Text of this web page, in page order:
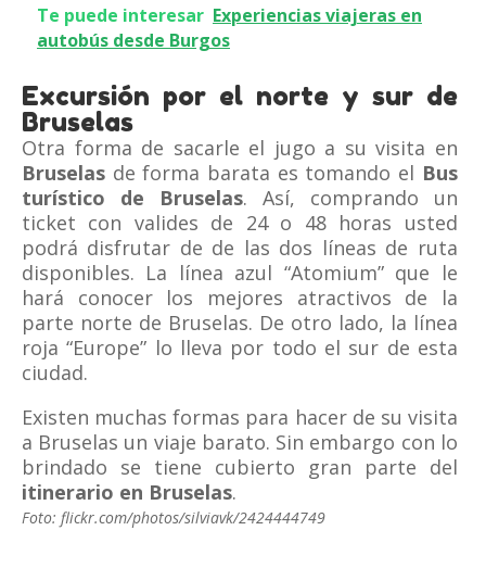
Te puede interesar Experiencias viajeras en
autobús desde Burgos
Excursión por el norte y sur de
Bruselas
Otra forma de sacarle el jugo a su visita en
Bruselas de forma barata es tomando el Bus
turístico de Bruselas. Así, comprando un
ticket con valides de 24 o 48 horas usted
podrá disfrutar de de las dos líneas de ruta
disponibles. La línea azul “Atomium” que le
hará conocer los mejores atractivos de la
parte norte de Bruselas. De otro lado, la línea
roja “Europe” lo lleva por todo el sur de esta
ciudad.
Existen muchas formas para hacer de su visita
a Bruselas un viaje barato. Sin embargo con lo
brindado se tiene cubierto gran parte del
itinerario en Bruselas.
Foto: flickr.com/photos/silviavk/2424444749